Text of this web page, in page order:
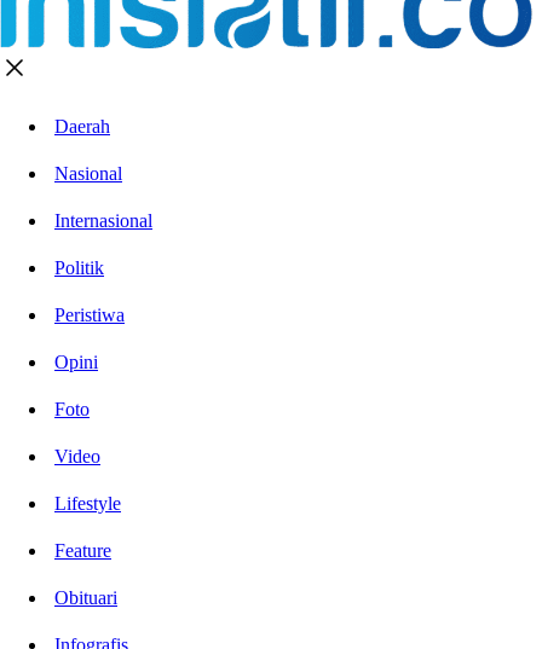
Daerah
Nasional
Internasional
Politik
Peristiwa
Opini
Foto
Video
Lifestyle
Feature
Obituari
Infografis